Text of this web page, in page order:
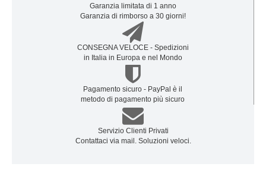
Garanzia limitata di 1 anno
Garanzia di rimborso a 30 giorni!
CONSEGNA VELOCE - Spedizioni
in Italia in Europa e nel Mondo
Pagamento sicuro - PayPal è il
metodo di pagamento più sicuro
Servizio Clienti Privati
Contattaci via mail. Soluzioni veloci.